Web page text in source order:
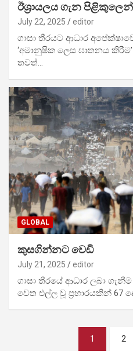
ඊශ්‍රායලය ගැන පිළිකුලෙන්
July 22, 2025 editor
ගාසා තීරයට ආධාර
‘අමානුෂික ලෙස ඝාතනය
තවත්…
GLOBAL
කුසගින්නට වෙඩි
July 21, 2025 editor
ගාසා තීරයේ ආධාර ලබා
වෙත එල්ල වූ ප්‍රහාරයකින් 67
1 2